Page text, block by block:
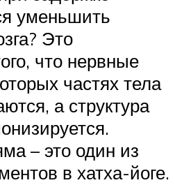
уменьшить
Это
что нервные
частях тела
а структура
– это один из
в хатха-йоге.